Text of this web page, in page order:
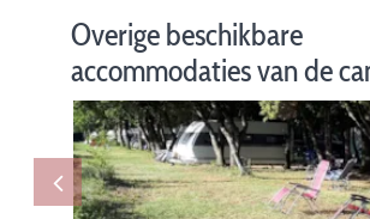
Overige beschikbare
accommodaties van de